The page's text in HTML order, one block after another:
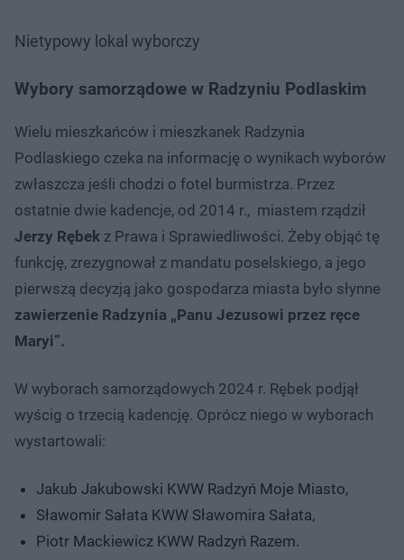
Nietypowy lokal wyborczy
Wybory samorządowe w Radzyniu Podlaskim
Wielu mieszkańców i mieszkanek Radzynia
Podlaskiego czeka na informację o wynikach wyborów
zwłaszcza jeśli chodzi o fotel burmistrza. Przez
ostatnie dwie kadencje, od 2014 r., miastem rządził
Jerzy Rębek z Prawa i Sprawiedliwości. Żeby objąć tę
funkcję, zrezygnował z mandatu poselskiego, a jego
pierwszą decyzją jako gospodarza miasta było słynne
zawierzenie Radzynia „Panu Jezusowi przez ręce
Maryi”.
W wyborach samorządowych 2024 r. Rębek podjął
wyścig o trzecią kadencję. Oprócz niego w wyborach
wystartowali:
Jakub Jakubowski KWW Radzyń Moje Miasto,
Sławomir Sałata KWW Sławomira Sałata,
Piotr Mackiewicz KWW Radzyń Razem.